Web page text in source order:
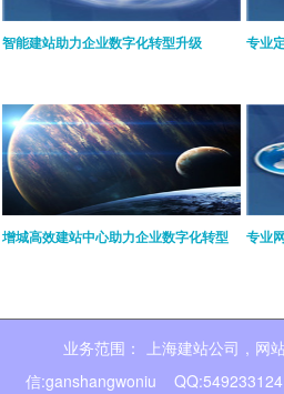
智能建站助力企业数字化转型升级 专业
增城高效建站中心助力企业数字化转型 专业
业务范围： 上海建站公司 , 网
信:ganshangwoniu